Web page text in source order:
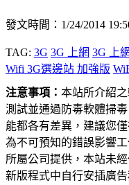
發文時間：1/24/2014
TAG: 3G 3G 上網 3G 上
Wifi 3G選邊站 加強版
注意事項： 本站所介紹
測試並通過防毒軟體掃
能都各有差異，建議您
為不可預知的錯誤影響
所屬公司提供，本站未
新版程式中自行安插廣